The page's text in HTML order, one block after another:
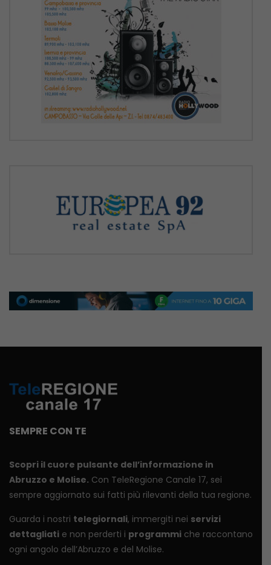
SEMPRE CON TE
Scopri il cuore pulsante dell’informazione in
Abruzzo e Molise. Con TeleRegione Canale 17, sei
sempre aggiornato sui fatti più rilevanti della tua regione.
Guarda i nostri telegiornali, immergiti nei servizi
dettagliati e non perderti i programmi che raccontano
ogni angolo dell’Abruzzo e del Molise.